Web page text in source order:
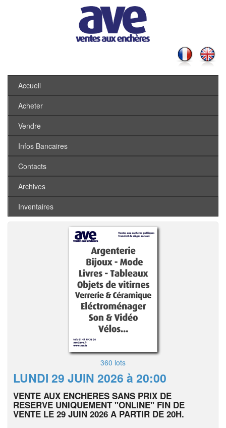
Accueil
Acheter
Vendre
Infos Bancaires
Contacts
Archives
Inventaires
360 lots
LUNDI 29 JUIN 2026 à 20:00
VENTE AUX ENCHERES SANS PRIX DE
RESERVE UNIQUEMENT "ONLINE" FIN DE
VENTE LE 29 JUIN 2026 A PARTIR DE 20H.